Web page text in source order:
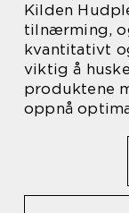
Kilden
tilnærming,
kvantitativt
viktig å
produktene
oppnå